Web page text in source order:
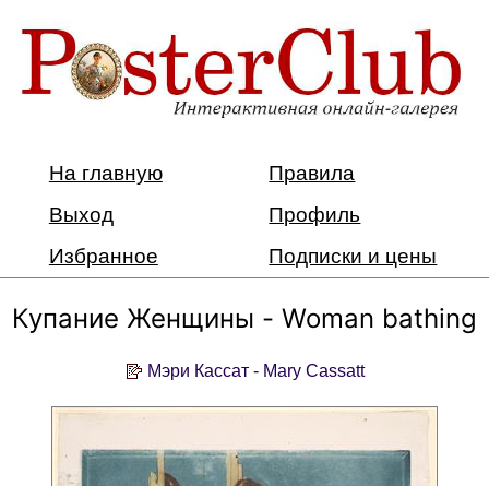
На главную
Правила
Выход
Профиль
Избранное
Подписки и цены
Купание Женщины - Woman bathing
Мэри Кассат - Mary Cassatt